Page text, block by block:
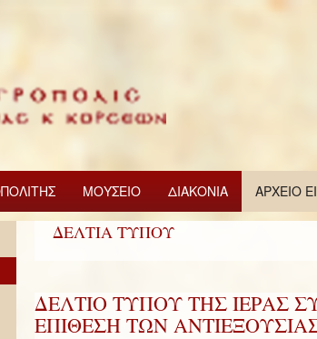
ΜΟΥΣΕΙΟ ΔΙΑΚΟΝΙΑ ΑΡΧΕΙΟ
ΔΕΛΤΙΑ ΤΥΠΟΥ
ΔΕΛΤΙΟ ΤΥΠΟΥ ΤΗΣ ΙΕΡΑΣ
ΕΠΙΘΕΣΗ ΤΩΝ